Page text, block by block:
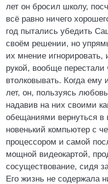
лет он бросил школу,
всё равно ничего
год пытались убедить
своём решении, но
их мнение игнорировать,
рукой, вообще
втолковывать. Когда ему
лет, он, пользуясь
надавив на них своими
обещаниями вернуться в
новенький компьютер с
процессором и самой
мощной видеокартой,
сосуществование, сидя
Его жизнь не содержала